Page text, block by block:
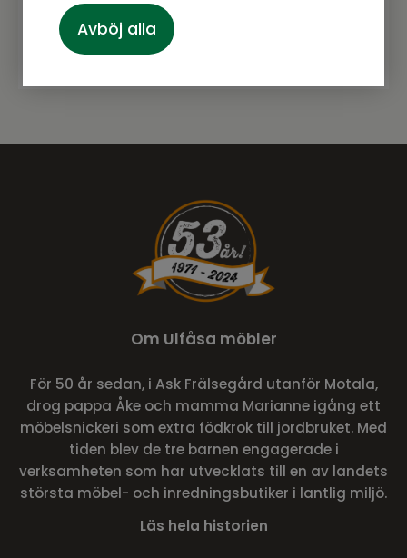
Avböj allaPrenumerera
Om Ulfåsa möbler
För 50 år sedan, i Ask Frälsegård utanför Motala,
drog pappa Åke och mamma Marianne igång ett
möbelsnickeri som extra födkrok till jordbruket. Med
tiden blev de tre barnen engagerade i
verksamheten som har utvecklats till en av landets
största möbel- och inredningsbutiker i lantlig miljö.
Läs hela historien